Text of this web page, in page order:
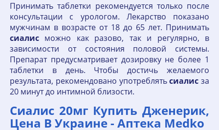
Принимать таблетки рекомендуется только после
консультации с урологом. Лекарство показано
мужчинам в возрасте от 18 до 65 лет. Принимать
сиалис можно как разово, так и регулярно, в
зависимости от состояния половой системы.
Препарат предусматривает дозировку не более 1
таблетки в день. Чтобы достичь желаемого
результата, рекомендовано употреблятьсиалис за
20 минут до интимной близости.
Сиалис 20мг Купить Дженерик,
Цена В Украине - Аптека Medko